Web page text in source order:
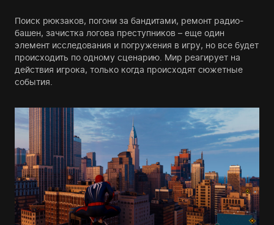
Поиск рюкзаков, погони за бандитами, ремонт радио-
башен, зачистка логова преступников – еще один
элемент исследования и погружения в игру, но все будет
происходить по одному сценарию. Мир реагирует на
действия игрока, только когда происходят сюжетные
события.